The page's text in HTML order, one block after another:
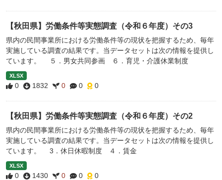
【秋田県】労働条件等実態調査（令和６年度）その3
県内の民間事業所における労働条件等の現状を把握するため、毎年
実施している調査の結果です。当データセットは次の情報を提供し
ています。 ５．男女共同参画 ６．育児・介護休業制度
XLSX
0 1832 0 0 0
【秋田県】労働条件等実態調査（令和６年度）その2
県内の民間事業所における労働条件等の現状を把握するため、毎年
実施している調査の結果です。当データセットは次の情報を提供し
ています。 3．休日休暇制度 ４．賃金
XLSX
0 1430 0 0 0